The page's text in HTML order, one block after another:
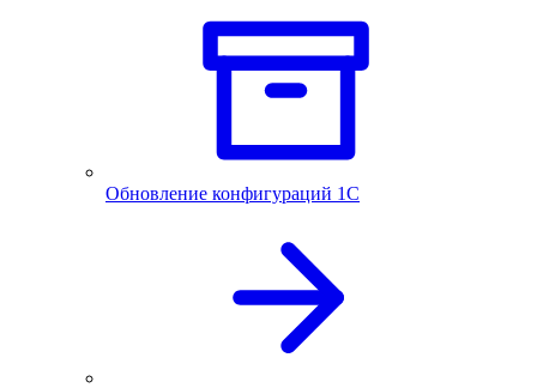
Обновление конфигураций 1С